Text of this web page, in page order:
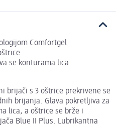
Comfortgel
se konturama lica
brijači s 3 oštrice prekrivene se
brijanja. Glava pokretljiva za
lica, a oštrice se brže i
Blue II Plus. Lubrikantna